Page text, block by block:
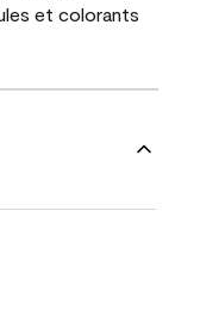
et colorants